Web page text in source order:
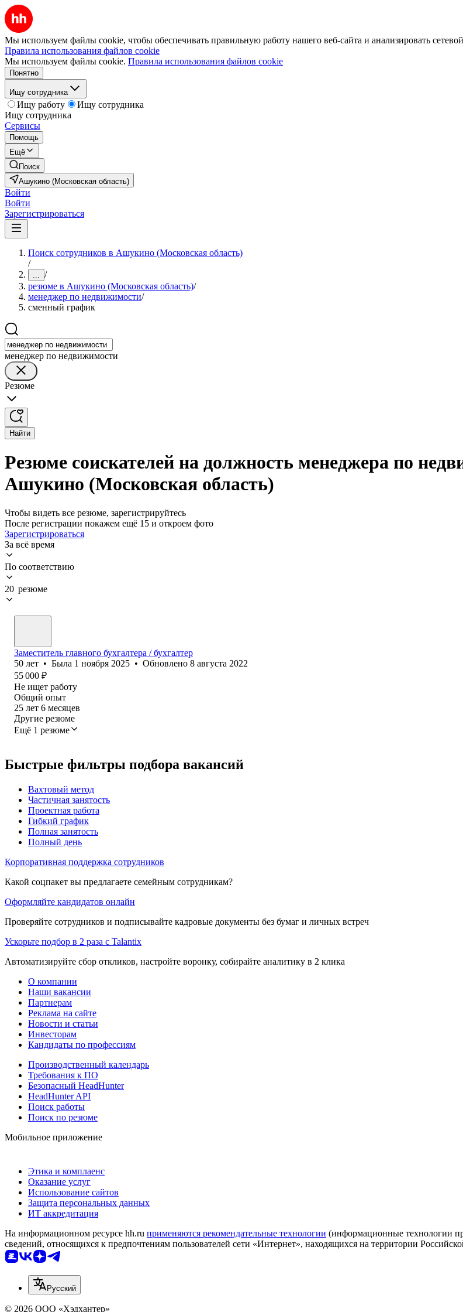
Мы используем файлы cookie, чтобы обеспечивать правильную работу нашего веб-сайта и анализировать
Правила использования файлов cookie
Мы используем файлы cookie. Правила использования файлов cookie
Понятно
Ищу сотрудника
Ищу работу
Ищу сотрудника
Ищу сотрудника
Сервисы
Помощь
Ещё
Поиск
Ашукино (Московская область)
Войти
Войти
Зарегистрироваться
Поиск сотрудников в Ашукино (Московская область)
/
... /
резюме в Ашукино (Московская область)/
менеджер по недвижимости/
сменный график
менеджер по недвижимости
Резюме
Найти
Резюме соискателей на должность менеджера по
Ашукино (Московская область)
Чтобы видеть все резюме, зарегистрируйтесь
После регистрации покажем ещё 15 и откроем фото
Зарегистрироваться
За всё время
По соответствию
20 резюме
Заместитель главного бухгалтера / бухгалтер
50 лет • Была 1 ноября 2025 • Обновлено 8 августа 2022
55 000 ₽
Не ищет работу
Общий опыт
25 лет 6 месяцев
Другие резюме
Ещё 1 резюме
Быстрые фильтры подбора вакансий
Вахтовый метод
Частичная занятость
Проектная работа
Гибкий график
Полная занятость
Полный день
Корпоративная поддержка сотрудников
Какой соцпакет вы предлагаете семейным сотрудникам?
Оформляйте кандидатов онлайн
Проверяйте сотрудников и подписывайте кадровые документы без бумаг и личных встреч
Ускорьте подбор в 2 раза с Talantix
Автоматизируйте сбор откликов, настройте воронку, собирайте аналитику в 2 клика
О компании
Наши вакансии
Партнерам
Реклама на сайте
Новости и статьи
Инвесторам
Кандидаты по профессиям
Производственный календарь
Требования к ПО
Безопасный HeadHunter
HeadHunter API
Поиск работы
Поиск по резюме
Мобильное приложение
Этика и комплаенс
Оказание услуг
Использование сайтов
Защита персональных данных
ИТ аккредитация
На информационном ресурсе hh.ru применяются рекомендательные технологии (информационные технологии
сведений, относящихся к предпочтениям пользователей сети «Интернет», находящихся на территории
Русский
© 2026 ООО «Хэдхантер»